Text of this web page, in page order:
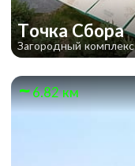
Точка Сбора
Загородный комплекс
6.82 км